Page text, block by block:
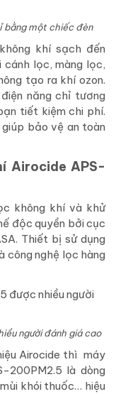
bằng một chiếc đèn
khí sạch đến
cánh lọc, màng lọc,
tạo ra khí ozon.
năng chỉ tương
tiết kiệm chi phí.
bảo vệ an toàn
Airocide APS-
không khí và khử
độc quyền bởi cục
Thiết bị sử dụng
công nghệ lọc hàng
người đánh giá cao
Airocide thì máy
200PM2.5 là dòng
khói thuốc… hiệu